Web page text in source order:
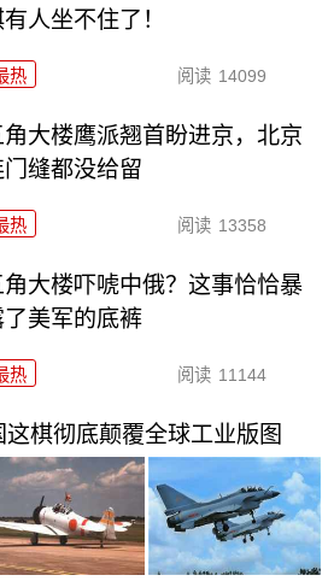
人坐不住了！
热 阅读 14099
角大楼鹰派翘首盼进京，北京
门缝都没给留
热 阅读 13358
角大楼吓唬中俄？这事恰恰暴
了美军的底裤
热 阅读 11144
这棋彻底颠覆全球工业版图